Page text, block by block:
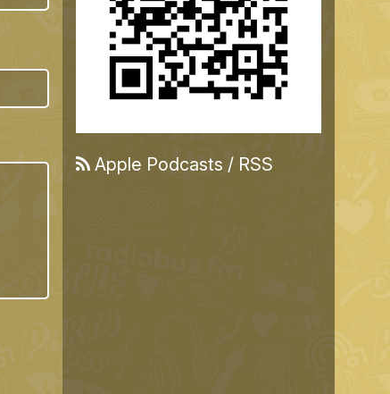
Apple Podcasts / RSS